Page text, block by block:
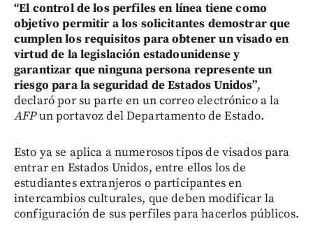
“El control de los perfiles en línea tiene como
objetivo permitir a los solicitantes demostrar que
cumplen los requisitos para obtener un visado en
virtud de la legislación estadounidense y
garantizar que ninguna persona represente un
riesgo para la seguridad de Estados Unidos”,
declaró por su parte en un correo electrónico a la
AFPun portavoz del Departamento de Estado.
Esto ya se aplica a numerosos tipos de visados para
entrar en Estados Unidos, entre ellos los de
estudiantes extranjeros o participantes en
intercambios culturales, que deben modificar la
configuración de sus perfiles para hacerlos públicos.